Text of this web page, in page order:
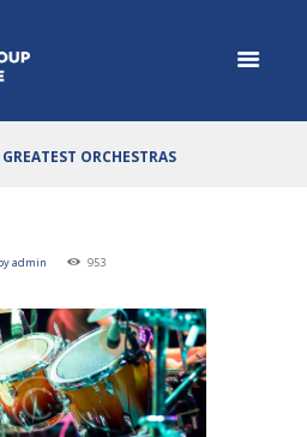
ORCHESTRAS
admin
953